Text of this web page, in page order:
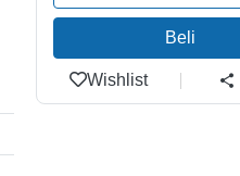
Beli
Wishlist